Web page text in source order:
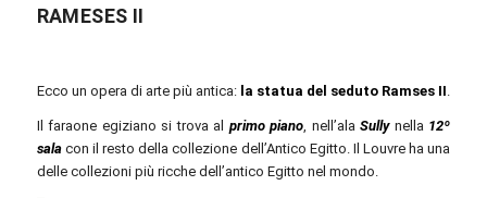
RAMESES II
Ecco un opera di arte più antica: la statua del seduto Ramses II.
Il faraone egiziano si trova al primo piano, nell’alaSullynella 12º
salacon il resto della collezione dell’Antico Egitto. Il Louvre ha una
delle collezioni più ricche dell’antico Egitto nel mondo.